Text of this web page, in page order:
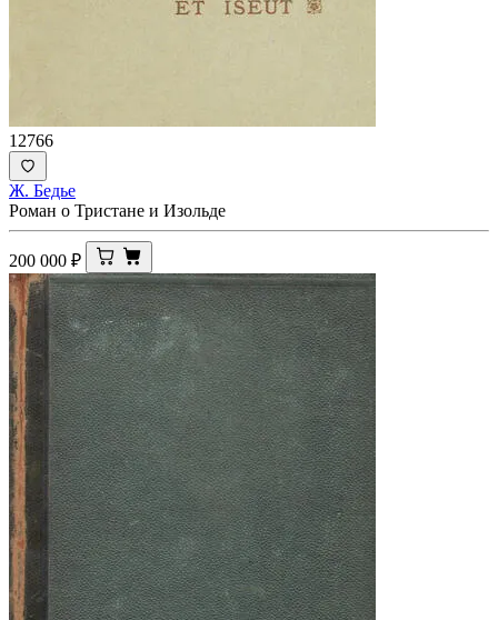
12766
Ж. Бедье
Роман о Тристане и Изольде
200 000 ₽